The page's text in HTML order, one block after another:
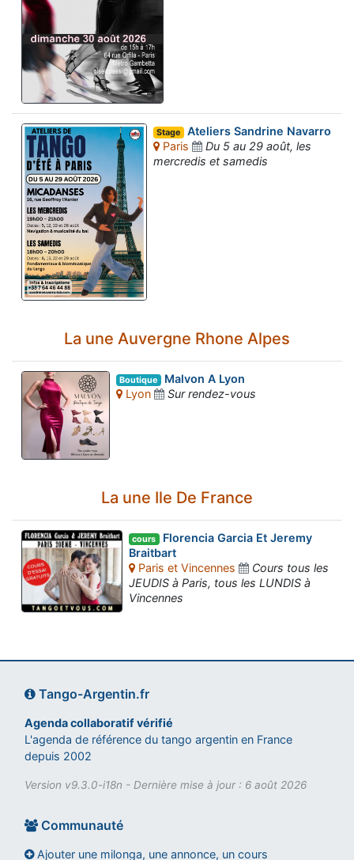
Stage Ateliers Sandrine Navarro
Paris
Du 5 au 29 août, les
mercredis et samedis
La une Auvergne Rhone Alpes
Boutique Malvon A Lyon
Lyon
Sur rendez-vous
La une Ile De France
cours Florencia Garcia Et Jeremy
Braitbart
Paris et Vincennes
Cours tous les
JEUDIS à Paris, tous les LUNDIS à
Vincennes
Tango-Argentin.fr
Agenda collaboratif vérifié
L'agenda de référence du tango argentin en France
depuis 2002
Version v9.3.0-i18n - Dernière mise à jour : 6 août 2026
Communauté
Ajouter une milonga, une annonce, un cours